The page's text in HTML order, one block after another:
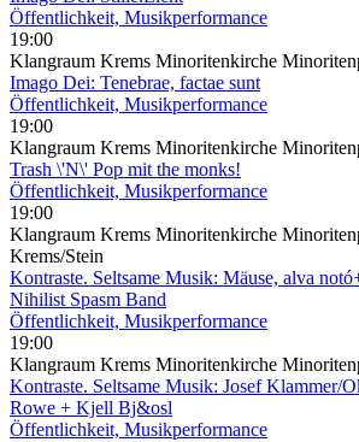
Öffentlichkeit, Musikperformance
19:00
Klangraum Krems Minoritenkirche
Imago Dei: Tenebrae, factae sunt
Öffentlichkeit, Musikperformance
19:00
Klangraum Krems Minoritenkirche
Trash \'N\' Pop mit the monks!
Öffentlichkeit, Musikperformance
19:00
Klangraum Krems Minoritenkirche
Krems/Stein
Kontraste. Seltsame Musik: Mäuse, alva
Nihilist Spasm Band
Öffentlichkeit, Musikperformance
19:00
Klangraum Krems Minoritenkirche
Kontraste. Seltsame Musik: Josef Klammer/
Rowe + Kjell Bj&osl
Öffentlichkeit, Musikperformance